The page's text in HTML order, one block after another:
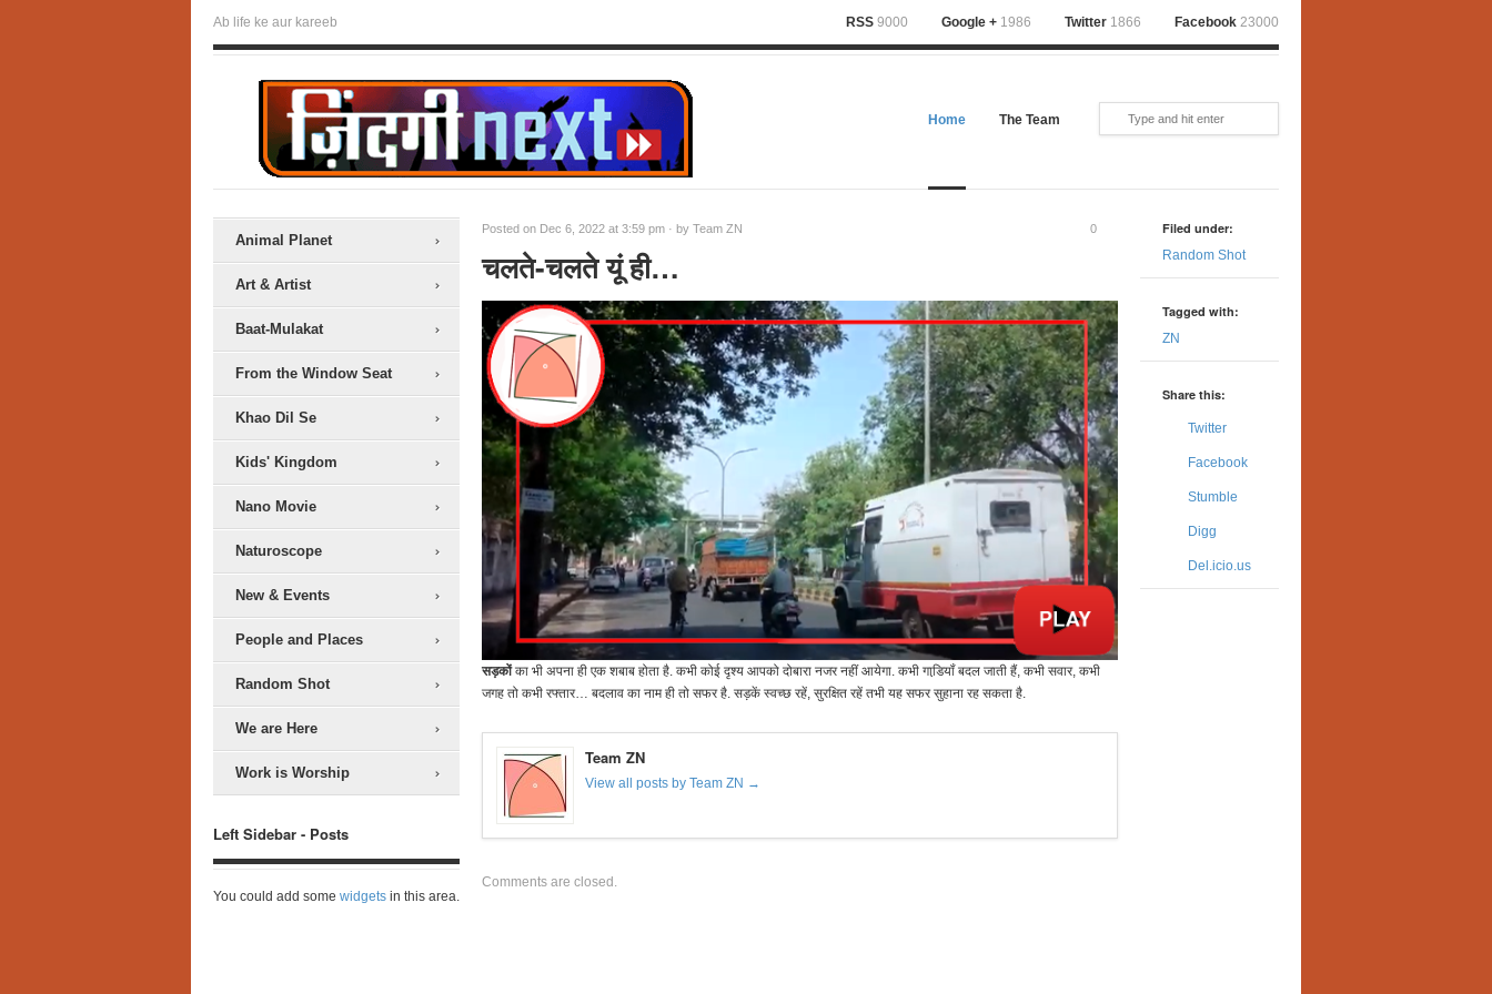
Ab life ke aur kareeb RSS 9000 Google + 1986 Twitter 1866 Facebook 23000
Home The Team
Animal Planet
Art & Artist
Baat-Mulakat
From the Window Seat
Khao Dil Se
Kids' Kingdom
Nano Movie
Naturoscope
New & Events
People and Places
Random Shot
We are Here
Work is Worship
Left Sidebar - Posts
You could add some widgets in this area.
Posted on Dec 6, 2022 at 3:59 pm · by Team ZN 0
चलते-चलते यूं ही…
सड़कोंका भी अपना ही एक शबाब होता है. कभी कोई दृश्य आपको दोबारा नजर नहीं आयेगा. कभी गाडि़यॉं बदल जाती हैं, कभी सवार, कभी
जगह तो कभी रफ्तार… बदलाव का नाम ही तो सफर है. सड़कें स्वच्छ रहें, सुरक्षित रहें तभी यह सफर सुहाना रह सकता है.
Team ZN
View all posts by Team ZN →
Comments are closed.
Filed under:
Random Shot
Tagged with:
ZN
Share this:
Twitter
Facebook
Stumble
Digg
Del.icio.us